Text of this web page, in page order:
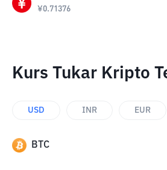
¥0.71376
Kurs Tukar Kripto
USD INR EUR
BTC